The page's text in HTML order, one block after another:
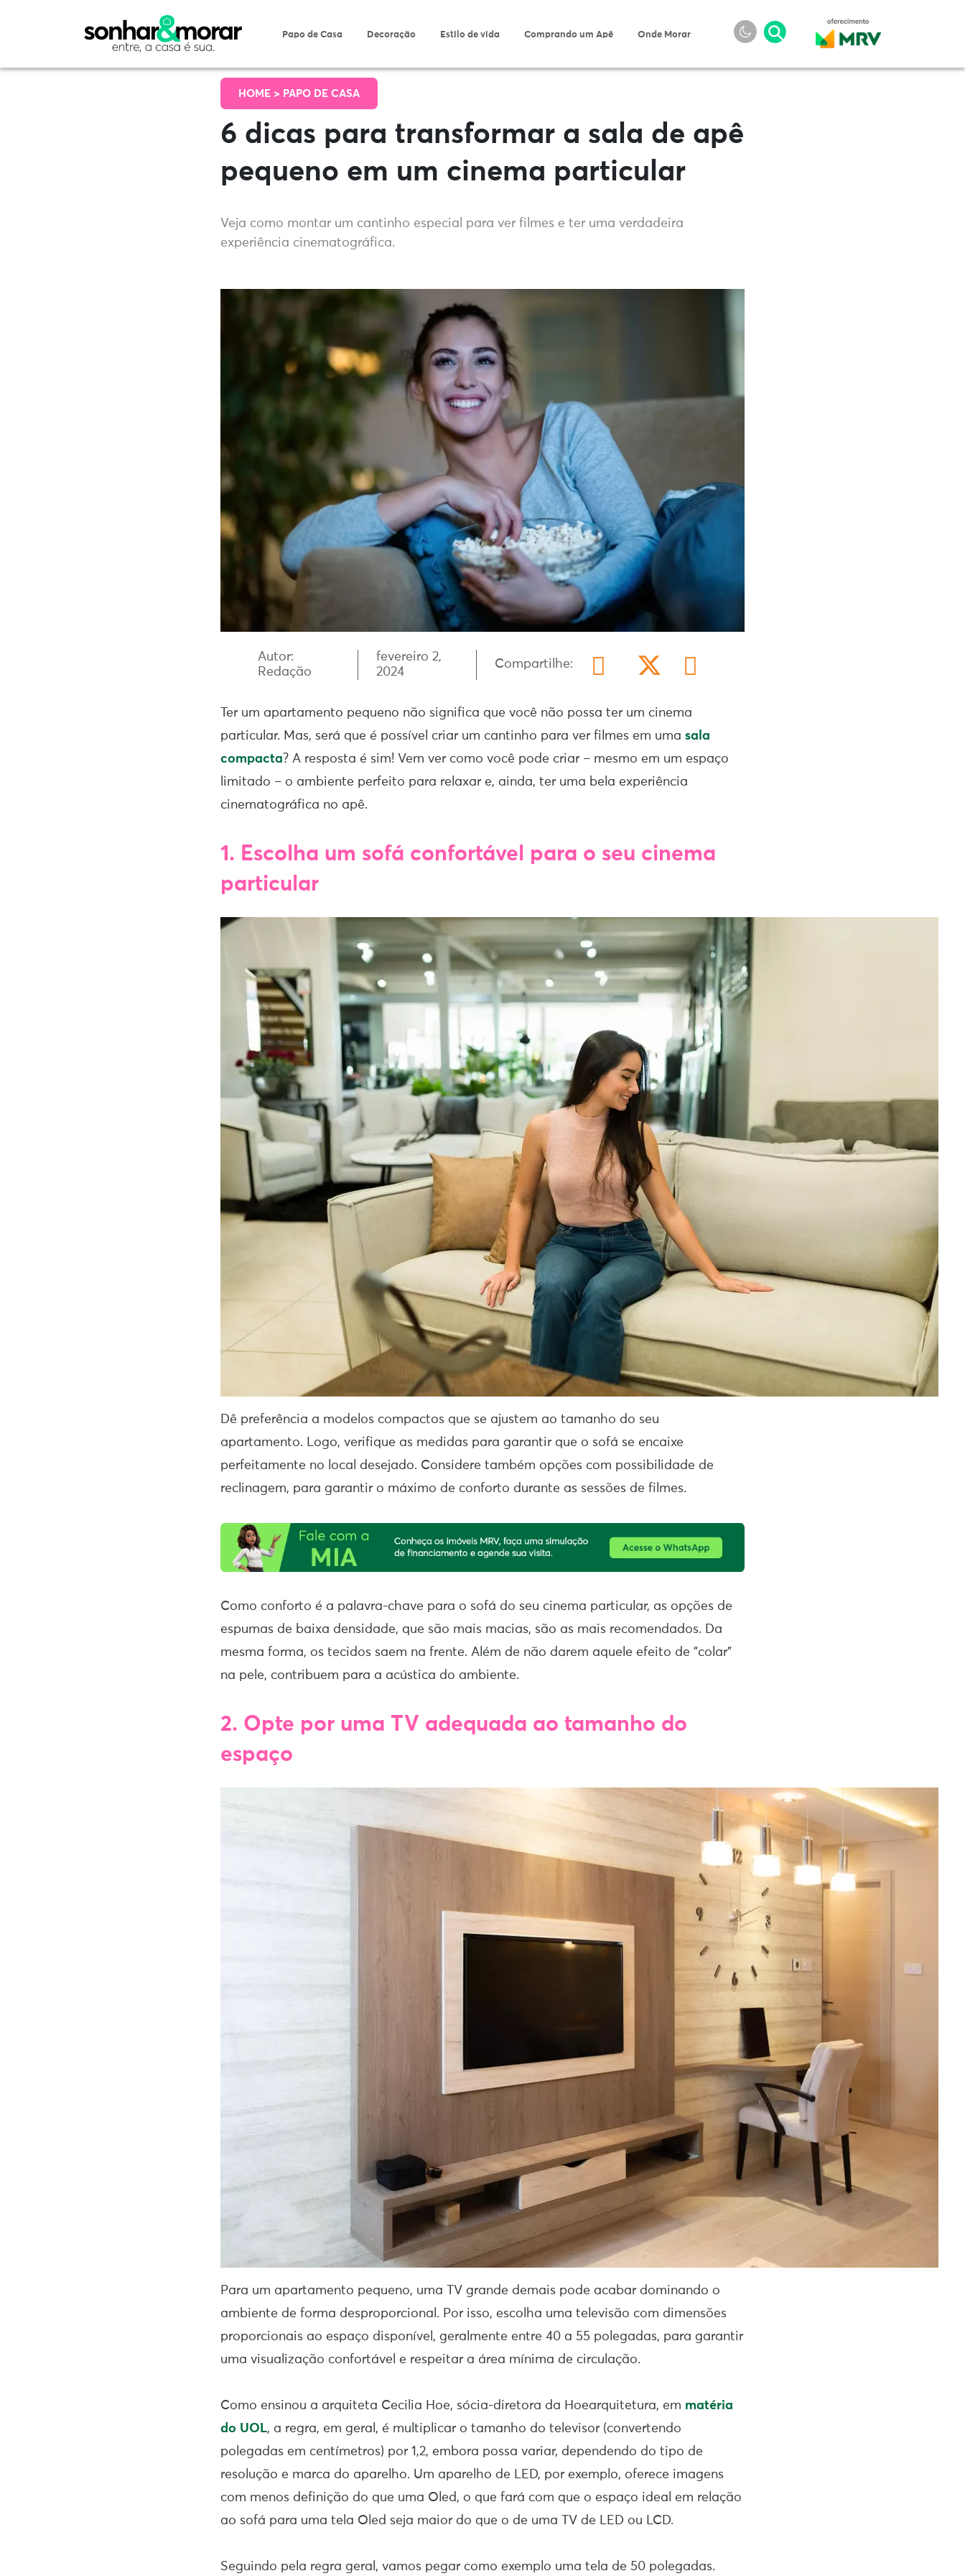
Papo de Casa Decoração Estilo de vida Comprando um Apê Onde Morar
HOME > PAPO DE CASA
6 dicas para transformar a sala de apê
pequeno em um cinema particular
Veja como montar um cantinho especial para ver filmes e ter uma verdadeira
experiência cinematográfica.
Autor:
Redação
fevereiro 2,
2024
Compartilhe:
Ter um apartamento pequeno não significa que você não possa ter um cinema
particular. Mas, será que é possível criar um cantinho para ver filmes em uma sala
compacta? A resposta é sim! Vem ver como você pode criar – mesmo em um espaço
limitado – o ambiente perfeito para relaxar e, ainda, ter uma bela experiência
cinematográfica no apê.
1. Escolha um sofá confortável para o seu cinema
particular
Dê preferência a modelos compactos que se ajustem ao tamanho do seu
apartamento. Logo, verifique as medidas para garantir que o sofá se encaixe
perfeitamente no local desejado. Considere também opções com possibilidade de
reclinagem, para garantir o máximo de conforto durante as sessões de filmes.
Como conforto é a palavra-chave para o sofá do seu cinema particular, as opções de
espumas de baixa densidade, que são mais macias, são as mais recomendados. Da
mesma forma, os tecidos saem na frente. Além de não darem aquele efeito de ”colar”
na pele, contribuem para a acústica do ambiente.
2. Opte por uma TV adequada ao tamanho do
espaço
Para um apartamento pequeno, uma TV grande demais pode acabar dominando o
ambiente de forma desproporcional. Por isso, escolha uma televisão com dimensões
proporcionais ao espaço disponível, geralmente entre 40 a 55 polegadas, para garantir
uma visualização confortável e respeitar a área mínima de circulação.
Como ensinou a arquiteta Cecilia Hoe, sócia-diretora da Hoearquitetura, em matéria
do UOL, a regra, em geral, é multiplicar o tamanho do televisor (convertendo
polegadas em centímetros) por 1,2, embora possa variar, dependendo do tipo de
resolução e marca do aparelho. Um aparelho de LED, por exemplo, oferece imagens
com menos definição do que uma Oled, o que fará com que o espaço ideal em relação
ao sofá para uma tela Oled seja maior do que o de uma TV de LED ou LCD.
Seguindo pela regra geral, vamos pegar como exemplo uma tela de 50 polegadas.